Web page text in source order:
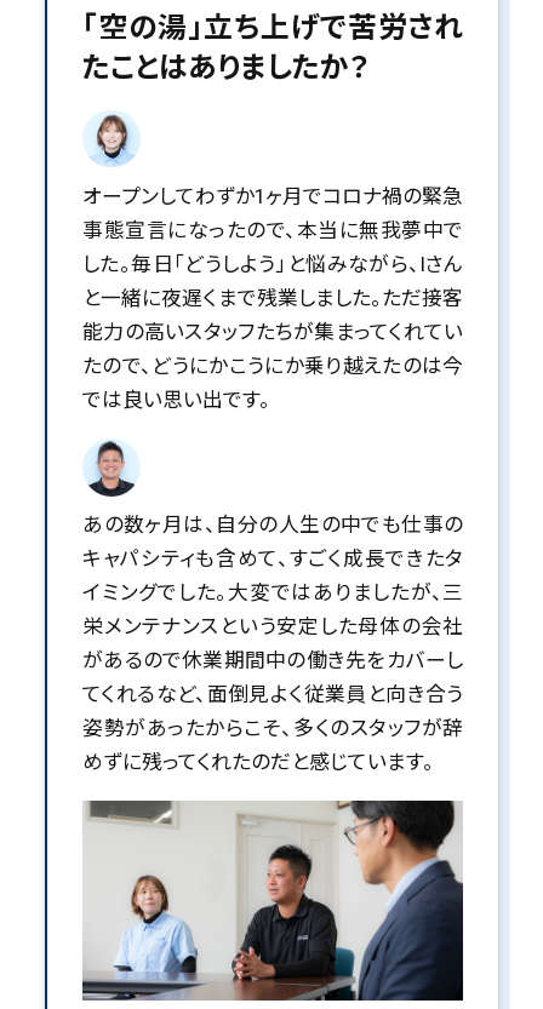
「空の湯」立ち上げで苦労され
たことはありましたか？
オープンしてわずか1ヶ月でコロナ禍の緊急
事態宣言になったので、本当に無我夢中で
した。毎日「どうしよう」と悩みながら、Iさん
と一緒に夜遅くまで残業しました。ただ接客
能力の高いスタッフたちが集まってくれてい
たので、どうにかこうにか乗り越えたのは今
では良い思い出です。
あの数ヶ月は、自分の人生の中でも仕事の
キャパシティも含めて、すごく成長できたタ
イミングでした。大変ではありましたが、三
栄メンテナンスという安定した母体の会社
があるので休業期間中の働き先をカバーし
てくれるなど、面倒見よく従業員と向き合う
姿勢があったからこそ、多くのスタッフが辞
めずに残ってくれたのだと感じています。